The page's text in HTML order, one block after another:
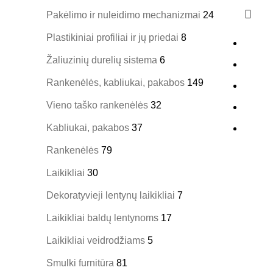
Pakėlimo ir nuleidimo mechanizmai 24
Plastikiniai profiliai ir jų priedai 8
Žaliuzinių durelių sistema 6
Rankenėlės, kabliukai, pakabos 149
Vieno taško rankenėlės 32
Kabliukai, pakabos 37
Rankenėlės 79
Laikikliai 30
Dekoratyvieji lentynų laikikliai 7
Laikikliai baldų lentynoms 17
Laikikliai veidrodžiams 5
Smulki furnitūra 81